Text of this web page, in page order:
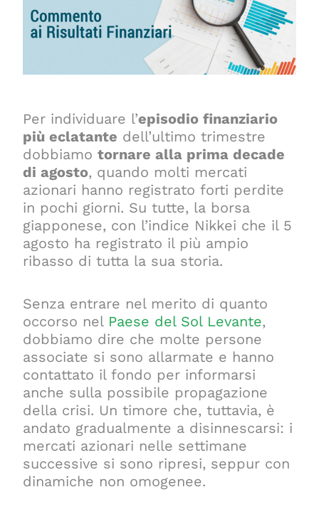
Per individuare l’episodio finanziario
più eclatante dell’ultimo trimestre
dobbiamotornare alla prima decade
di agosto, quando molti mercati
azionari hanno registrato forti perdite
in pochi giorni. Su tutte, la borsa
giapponese, con l’indice Nikkei che il 5
agosto ha registrato il più ampio
ribasso di tutta la sua storia.
Senza entrare nel merito di quanto
occorso nel Paese del Sol Levante,
dobbiamo dire che molte persone
associate si sono allarmate e hanno
contattato il fondo per informarsi
anche sulla possibile propagazione
della crisi. Un timore che, tuttavia, è
andato gradualmente a disinnescarsi: i
mercati azionari nelle settimane
successive si sono ripresi, seppur con
dinamiche non omogenee.